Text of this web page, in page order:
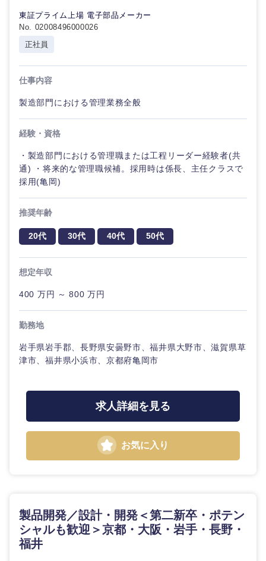
東証プライム上場 電子部品メーカー
No. 02008496000026
正社員
仕事内容
製造部門における管理業務全般
経験・資格
・製造部門における管理職または工程リーダー経験者(共
通) ・将来的な管理職候補。採用時は係長、主任クラスで
採用(亀岡)
推奨年齢
20代 30代 40代 50代
想定年収
400 万円 ～ 800 万円
勤務地
岩手県岩手郡、長野県安曇野市、福井県大野市、滋賀県草
津市、福井県小浜市、京都府亀岡市
求人詳細を見る
お気に入り
製品開発／設計・開発＜第二新卒・ポテン
シャルも歓迎＞京都・大阪・岩手・長野・
福井